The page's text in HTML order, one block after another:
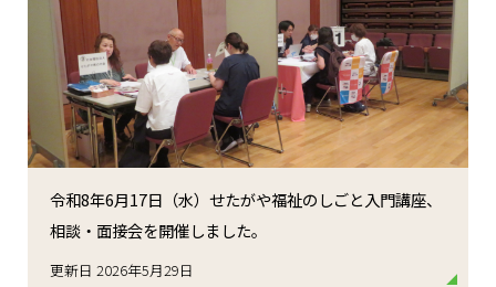
令和8年6月17日（水）せたがや福祉のしごと入門講座、
相談・面接会を開催しました。
更新日 2026年5月29日